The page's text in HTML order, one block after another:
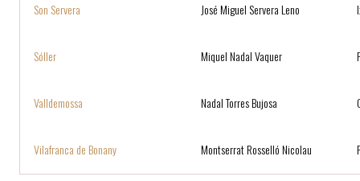
Son Servera José Miguel Servera Leno
Sóller Miquel Nadal Vaquer
Valldemossa Nadal Torres Bujosa
Vilafranca de Bonany Montserrat Rosselló Nicolau